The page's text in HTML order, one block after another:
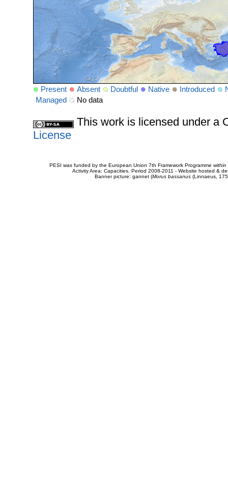
Present Absent Doubtful Native Introduced
Managed
No data
This work is licensed under a
License
PESI was funded by the European Union 7th Framework Programme
Activity Area: Capacities. Period 2008-2011 - Website hosted &
Banner picture: gannet (Morus bassanus(Linnaeus,